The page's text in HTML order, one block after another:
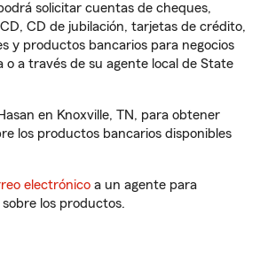
solicitar cuentas de cheques,
CD de jubilación, tarjetas de crédito,
y productos bancarios para negocios
o a través de su agente local de State
en Knoxville, TN, para obtener
los productos bancarios disponibles
electrónico a un agente para
los productos.